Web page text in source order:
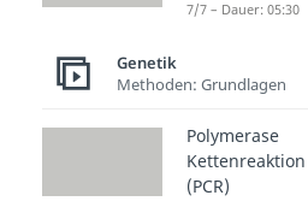
Wie
zur
7/7 – Dauer: 05:30
Genetik
Methoden: Grundlagen
Polymerase
Kettenreaktion
(PCR)